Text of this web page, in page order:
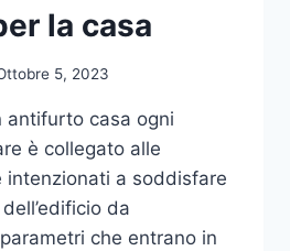
la casa
5, 2023
antifurto casa ogni
è collegato alle
intenzionati a soddisfare
da
che entrano in